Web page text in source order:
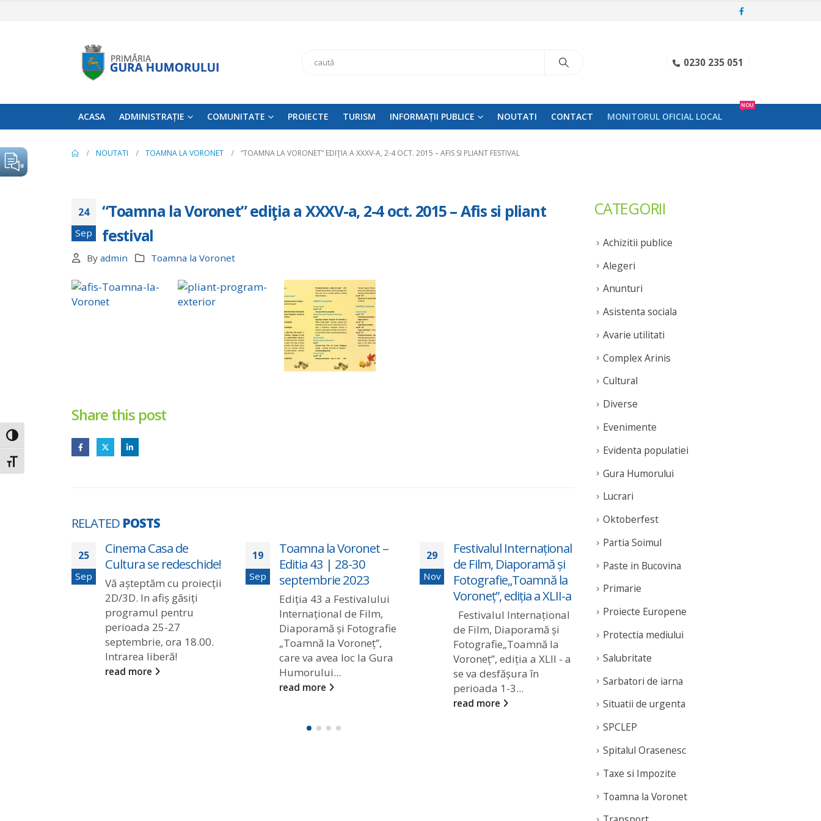
Toggle High Contrast
Toggle Font size
Search 0230 235 051
ACASA ADMINISTRAȚIE COMUNITATE PROIECTE TURISM INFORMAȚII PUBLICE NOUTATI CONTACT MONITORUL OFICIAL LOCAL
NOU
NOUTATI TOAMNA LA VORONET “TOAMNA LA VORONET” EDIŢIA A XXXV-A, 2-4 OCT. 2015 – AFIS SI PLIANT FESTIVAL
24
Sep
“Toamna la Voronet” ediţia a XXXV-a, 2-4 oct. 2015 – Afis si pliant
festival
By admin Toamna la Voronet
Share this post
RELATED POSTS
25
Sep
Cinema Casa de
Cultura se redeschide!
Vă așteptăm cu proiecții
2D/3D. In afiș găsiți
programul pentru
perioada 25-27
septembrie, ora 18.00.
Intrarea liberă!
read more
19
Sep
Toamna la Voronet –
Editia 43 | 28-30
septembrie 2023
Ediția 43 a Festivalului
Internațional de Film,
Diaporamă și Fotografie
„Toamnă la Voroneț”,
care va avea loc la Gura
Humorului...
read more
29
Nov
Festivalul Internațional
de Film, Diaporamă și
Fotografie„Toamnă la
Voroneț”, ediția a XLII-a
Festivalul Internațional
de Film, Diaporamă și
Fotografie„Toamnă la
Voroneț”, ediția a XLII - a
se va desfășura în
perioada 1-3...
read more
Toamna la Voronet –
Anunț proiecții Arinis
Din cauza condițiilor
Ariniș programate
rula în Casa de Cultură în
aceleași...
CATEGORII
Achizitii publice
Alegeri
Anunturi
Asistenta sociala
Avarie utilitati
Complex Arinis
Cultural
Diverse
Evenimente
Evidenta populatiei
Gura Humorului
Lucrari
Oktoberfest
Partia Soimul
Paste in Bucovina
Primarie
Proiecte Europene
Protectia mediului
Salubritate
Sarbatori de iarna
Situatii de urgenta
SPCLEP
Spitalul Orasenesc
Taxe si Impozite
Toamna la Voronet